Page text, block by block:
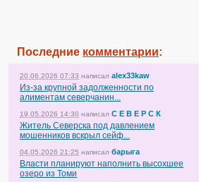
Последние комментарии:
20.06.2026 07:33 написал alex33kaw
Из-за крупной задолженности по
алиментам северчанин...
19.05.2026 14:30 написал С Е В Е Р С К
Житель Северска под давлением
мошенников вскрыл сейф...
04.05.2026 21:25 написал барыга
Власти планируют наполнить высохшее
озеро из Томи